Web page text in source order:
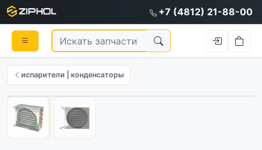
+7 (4812) 21-88-00
испарители | конденсаторы